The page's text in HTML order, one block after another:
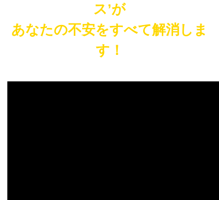
ス’が
あなたの不安をすべて解消しま
す！